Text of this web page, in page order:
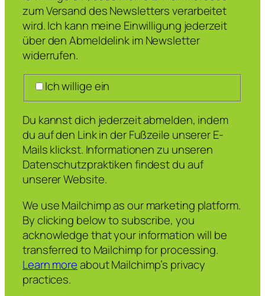
zum Versand des Newsletters verarbeitet
wird. Ich kann meine Einwilligung jederzeit
über den Abmeldelink im Newsletter
widerrufen.
Ich willige ein
Du kannst dich jederzeit abmelden, indem
du auf den Link in der Fußzeile unserer E-
Mails klickst. Informationen zu unseren
Datenschutzpraktiken findest du auf
unserer Website.
We use Mailchimp as our marketing platform.
By clicking below to subscribe, you
acknowledge that your information will be
transferred to Mailchimp for processing.
Learn moreabout Mailchimp’s privacy
practices.